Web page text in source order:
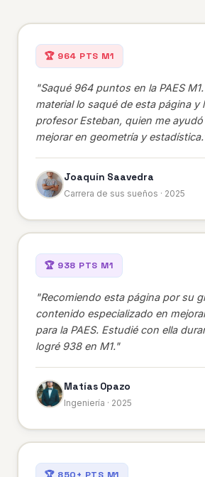
🏆 964 PTS M1
"Saqué 964 puntos en la PAES
material lo saqué de esta página y
profesor Esteban, quien me
mejorar en geometría y
Joaquín Saavedra
Carrera de sus sueños · 2025
🏆 938 PTS M1
"Recomiendo esta página por su
contenido especializado en
para la PAES. Estudié con ella
logré 938 en M1."
Matías Opazo
Ingeniería · 2025
🏆 850+ PTS M1